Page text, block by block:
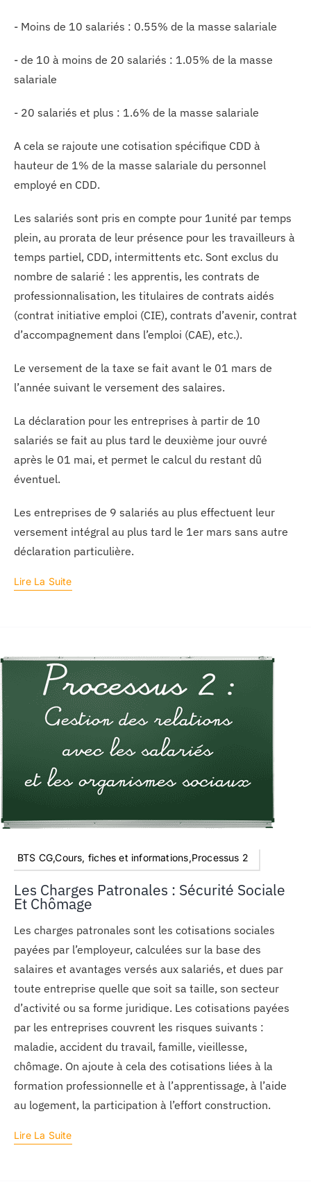
- Moins de 10 salariés : 0.55% de la masse salariale
- de 10 à moins de 20 salariés : 1.05% de la masse
salariale
- 20 salariés et plus : 1.6% de la masse salariale
A cela se rajoute une cotisation spécifique CDD à
hauteur de 1% de la masse salariale du personnel
employé en CDD.
Les salariés sont pris en compte pour 1unité par temps
plein, au prorata de leur présence pour les travailleurs à
temps partiel, CDD, intermittents etc. Sont exclus du
nombre de salarié : les apprentis, les contrats de
professionnalisation, les titulaires de contrats aidés
(contrat initiative emploi (CIE), contrats d’avenir, contrat
d’accompagnement dans l’emploi (CAE), etc.).
Le versement de la taxe se fait avant le 01 mars de
l’année suivant le versement des salaires.
La déclaration pour les entreprises à partir de 10
salariés se fait au plus tard le deuxième jour ouvré
après le 01 mai, et permet le calcul du restant dû
éventuel.
Les entreprises de 9 salariés au plus effectuent leur
versement intégral au plus tard le 1er mars sans autre
déclaration particulière.
Lire La Suite
BTS CG,Cours, fiches et informations,Processus 2
Les Charges Patronales : Sécurité Sociale
Et Chômage
Les charges patronales sont les cotisations sociales
payées par l’employeur, calculées sur la base des
salaires et avantages versés aux salariés, et dues par
toute entreprise quelle que soit sa taille, son secteur
d’activité ou sa forme juridique. Les cotisations payées
par les entreprises couvrent les risques suivants :
maladie, accident du travail, famille, vieillesse,
chômage. On ajoute à cela des cotisations liées à la
formation professionnelle et à l’apprentissage, à l’aide
au logement, la participation à l’effort construction.
Lire La Suite